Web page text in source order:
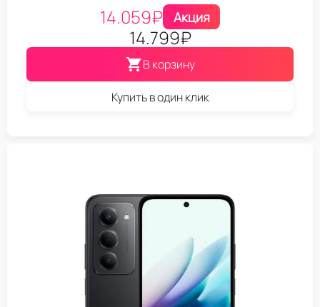
14.059₽ Акция
14.799₽
В корзину
Купить в один клик